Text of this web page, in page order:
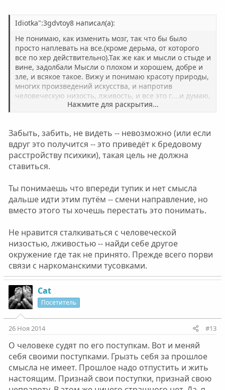
Idiotka":3gdvtoy8 написал(а):
Не понимаю, как изменить мозг, так что бы было
просто наплевать на все.(кроме дерьма, от которого
все по хер действительно).Так же как и мысли о стыде и
вине, задолбали Мысли о плохом и хорошем, добре и
зле, и всякое такое. Вижу и понимаю красоту природы,
многих произведений искусства, и напротив
человеческую низость, лживость, и все это г....и думаю,
думаю, думаю, размышляю, мля...смысла особого в
Нажмите для раскрытия...
Забыть, забить, не видеть -- невозможно (или если
вдруг это получится -- это приведёт к бредовому
расстройству психики), такая цель не должна
ставиться.
Ты понимаешь что впереди тупик и нет смысла
дальше идти этим путём -- смени направление, но
вместо этого ты хочешь перестать это понимать.
Не нравится сталкиваться с человеческой
низостью, лживостью -- найди себе другое
окружение где так не принято. Прежде всего порви
связи с наркоманскими тусовками.
Cat
Посетитель
26 Ноя 2014 #13
О человеке судят по его поступкам. Вот и меняй
себя своими поступками. Грызть себя за прошлое
смысла не имеет. Прошлое надо отпустить и жить
настоящим. Признай свои поступки, признай свою